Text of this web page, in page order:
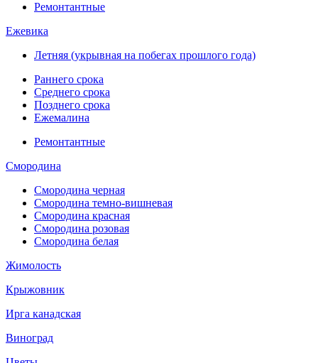
Ремонтантные
Ежевика
Летняя (укрывная на побегах прошлого года)
Раннего срока
Среднего срока
Позднего срока
Ежемалина
Ремонтантные
Смородина
Смородина черная
Смородина темно-вишневая
Смородина красная
Смородина розовая
Смородина белая
Жимолость
Крыжовник
Ирга канадская
Виноград